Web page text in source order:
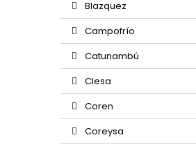
Blazquez
Campofrío
Catunambú
Clesa
Coren
Coreysa